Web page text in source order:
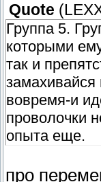
Quote (
Группа 5.
которыми
так и
замахивайся
вовремя-и
проволочки
опыта еще.
про